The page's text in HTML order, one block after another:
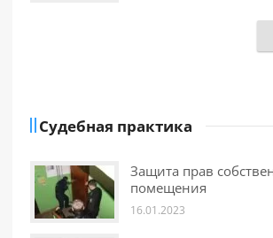
Судебная практика
Защита прав
помещения
16.01.2023